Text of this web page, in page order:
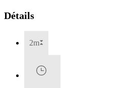
Détails
2m